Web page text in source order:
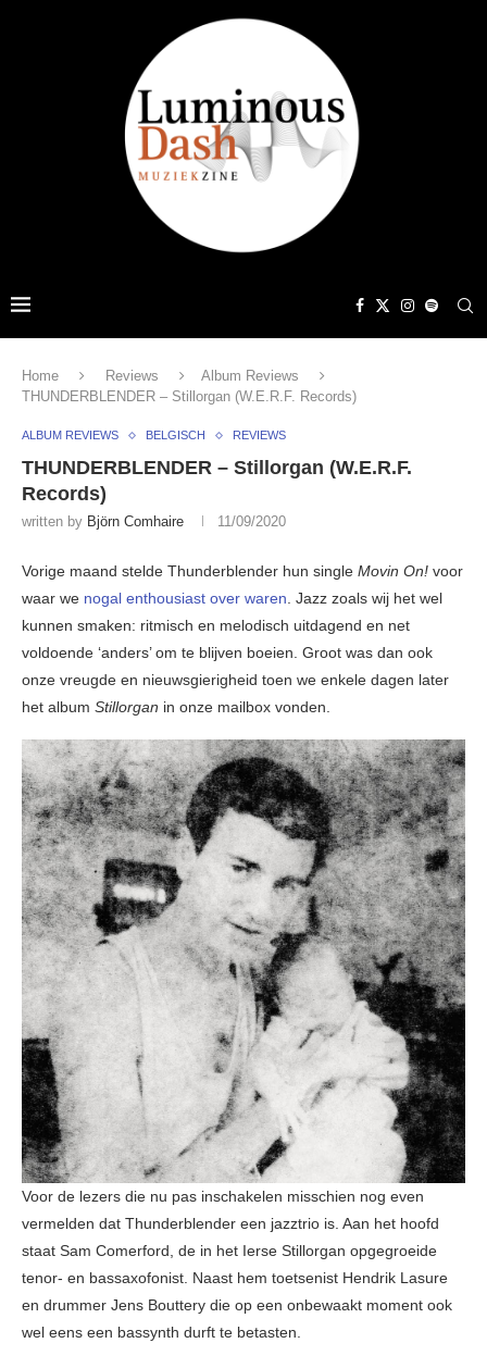
Home Reviews
Album Reviews
THUNDERBLENDER – Stillorgan (W.E.R.F. Records)
ALBUM REVIEWS BELGISCH REVIEWS
THUNDERBLENDER – Stillorgan (W.E.R.F.
Records)
written by Björn Comhaire 11/09/2020
Vorige maand stelde Thunderblender hun single Movin On! voor
waar we nogal enthousiast over waren. Jazz zoals wij het wel
kunnen smaken: ritmisch en melodisch uitdagend en net
voldoende ‘anders’ om te blijven boeien. Groot was dan ook
onze vreugde en nieuwsgierigheid toen we enkele dagen later
het album Stillorgan in onze mailbox vonden.
Voor de lezers die nu pas inschakelen misschien nog even
vermelden dat Thunderblender een jazztrio is. Aan het hoofd
staat Sam Comerford, de in het Ierse Stillorgan opgegroeide
tenor- en bassaxofonist. Naast hem toetsenist Hendrik Lasure
en drummer Jens Bouttery die op een onbewaakt moment ook
wel eens een bassynth durft te betasten.